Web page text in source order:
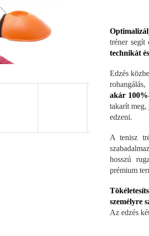
tréner segít
technikát
Edzés
akár
takarít meg,
edzeni.
A tenisz
hosszú
prémium
személyre
Az edzés